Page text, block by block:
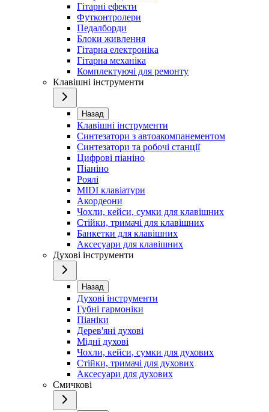
Гітарні ефекти
Футконтролери
Педалборди
Блоки живлення
Гітарна електроніка
Гітарна механіка
Комплектуючі для ремонту
Клавішні інструменти
Назад
Клавішні інструменти
Синтезатори з автоакомпанементом
Синтезатори та робочі станції
Цифрові піаніно
Піаніно
Роялі
MIDI клавіатури
Акордеони
Чохли, кейси, сумки для клавішних
Стійки, тримачі для клавішних
Банкетки для клавішних
Аксесуари для клавішних
Духові інструменти
Назад
Духові інструменти
Губні гармоніки
Піаніки
Дерев'яні духові
Мідні духові
Чохли, кейси, сумки для духових
Стійки, тримачі для духових
Аксесуари для духових
Смичкові